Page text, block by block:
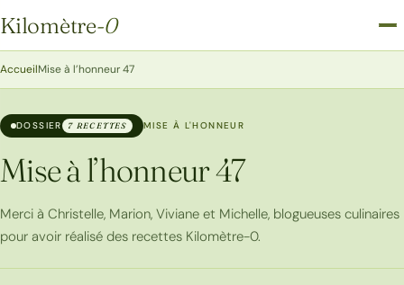
Kilomètre-0
Kilomètre-0
AccueilMise à l’honneur 47
DOSSIER 7 RECETTES MISE À L'HONNEUR
Mise à l’honneur 47
Merci à Christelle, Marion, Viviane et Michelle, blogueuses culinaires
pour avoir réalisé des recettes Kilomètre-0.